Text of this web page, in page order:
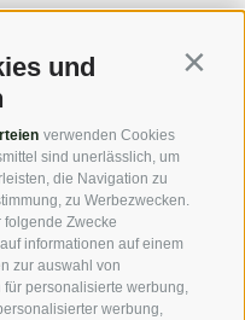
und
verwenden Cookies
sind unerlässlich, um
die Navigation zu
zu Werbezwecken.
Zwecke
informationen auf einem
zur auswahl von
personalisierte werbung,
werbung,